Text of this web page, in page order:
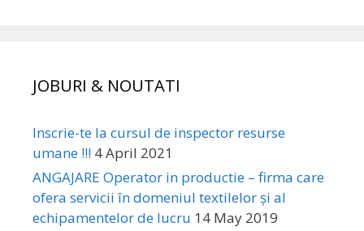
JOBURI & NOUTATI
Inscrie-te la cursul de inspector resurse
umane !!! 4 April 2021
ANGAJARE Operator in productie – firma care
ofera servicii în domeniul textilelor și al
echipamentelor de lucru 14 May 2019